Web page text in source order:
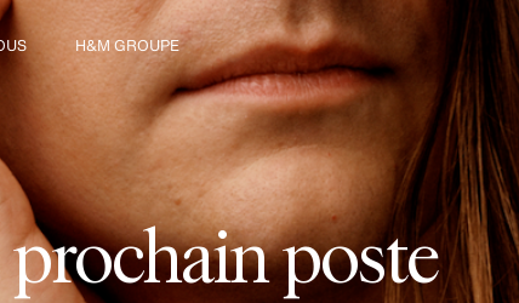
H&M GROUPE
Nous connaître
prochainposte